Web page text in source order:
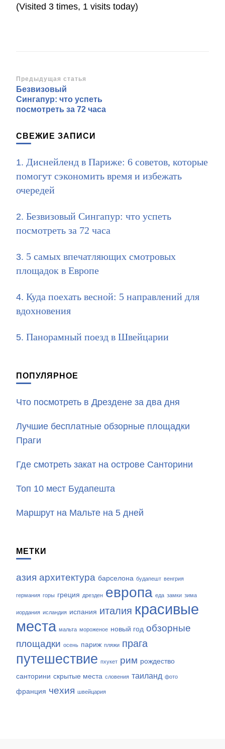
(Visited 3 times, 1 visits today)
Навигация
по
записям
Предыдущая статья
Безвизовый
Сингапур: что успеть
посмотреть за 72 часа
СВЕЖИЕ ЗАПИСИ
Диснейленд в Париже: 6 советов, которые
помогут сэкономить время и избежать
очередей
Безвизовый Сингапур: что успеть
посмотреть за 72 часа
5 самых впечатляющих смотровых
площадок в Европе
Куда поехать весной: 5 направлений для
вдохновения
Панорамный поезд в Швейцарии
ПОПУЛЯРНОЕ
Что посмотреть в Дрездене за два дня
Лучшие бесплатные обзорные площадки
Праги
Где смотреть закат на острове Санторини
Топ 10 мест Будапешта
Маршрут на Мальте на 5 дней
МЕТКИ
азия архитектура барселона будапешт венгрия
германия горы греция дрезден европа еда замки зима
иордания исландия испания италия красивые
места мальта мороженое новый год обзорные
площадки осень париж пляжи прага
путешествие пхукет рим рождество
санторини скрытые места словения таиланд фото
франция чехия швейцария